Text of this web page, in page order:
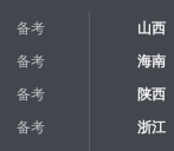
备考 山西
备考 海南
备考 陕西
备考 浙江